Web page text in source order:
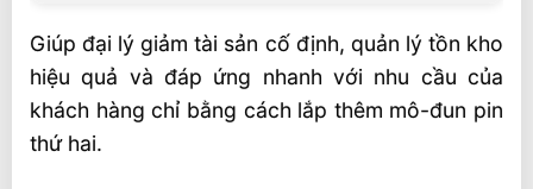
Giúp đại lý giảm tài sản cố định, quản lý tồn kho
hiệu quả và đáp ứng nhanh với nhu cầu của
khách hàng chỉ bằng cách lắp thêm mô-đun pin
thứ hai.